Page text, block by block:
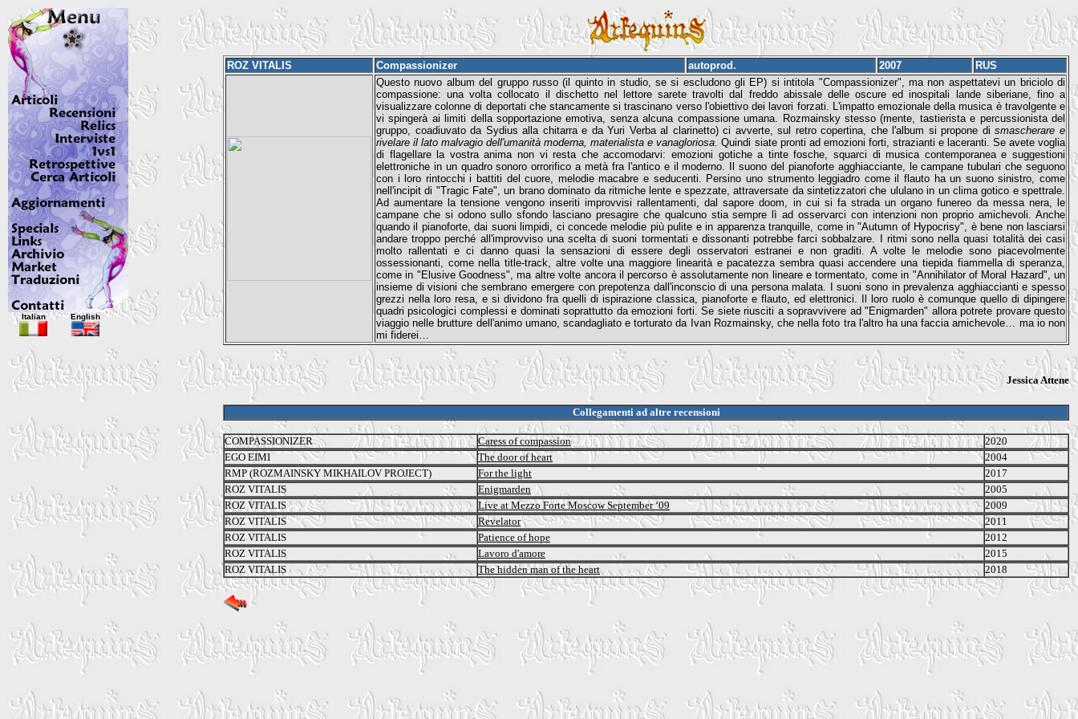
ROZ VITALIS Compassionizer autoprod. 2007
RUS
Questo nuovo album del gruppo russo (il quinto in studio, se si escludono gli EP) si intitola "Compassionizer", ma non aspettatevi un briciolo di
compassione: una volta collocato il dischetto nel lettore sarete travolti dal freddo abissale delle oscure ed inospitali lande siberiane, fino a
visualizzare colonne di deportati che stancamente si trascinano verso l'obiettivo dei lavori forzati. L'impatto emozionale della musica è travolgente e
vi spingerà ai limiti della sopportazione emotiva, senza alcuna compassione umana. Rozmainsky stesso (mente, tastierista e percussionista del
gruppo, coadiuvato da Sydius alla chitarra e da Yuri Verba al clarinetto) ci avverte, sul retro copertina, che l'album si propone dismascherare e
rivelare il lato malvagio dell'umanità moderna, materialista e vanagloriosa. Quindi siate pronti ad emozioni forti, strazianti e laceranti. Se avete voglia
di flagellare la vostra anima non vi resta che accomodarvi: emozioni gotiche a tinte fosche, squarci di musica contemporanea e suggestioni
elettroniche in un quadro sonoro orrorifico a metà fra l'antico e il moderno. Il suono del pianoforte agghiacciante, le campane tubulari che seguono
con i loro rintocchi i battiti del cuore, melodie macabre e seducenti. Persino uno strumento leggiadro come il flauto ha un suono sinistro, come
nell'incipit di "Tragic Fate", un brano dominato da ritmiche lente e spezzate, attraversate da sintetizzatori che ululano in un clima gotico e spettrale.
Ad aumentare la tensione vengono inseriti improvvisi rallentamenti, dal sapore doom, in cui si fa strada un organo funereo da messa nera, le
campane che si odono sullo sfondo lasciano presagire che qualcuno stia sempre lì ad osservarci con intenzioni non proprio amichevoli. Anche
quando il pianoforte, dai suoni limpidi, ci concede melodie più pulite e in apparenza tranquille, come in "Autumn of Hypocrisy", è bene non lasciarsi
andare troppo perché all'improvviso una scelta di suoni tormentati e dissonanti potrebbe farci sobbalzare. I ritmi sono nella quasi totalità dei casi
molto rallentati e ci danno quasi la sensazioni di essere degli osservatori estranei e non graditi. A volte le melodie sono piacevolmente
ossessionanti, come nella title-track, altre volte una maggiore linearità e pacatezza sembra quasi accendere una tiepida fiammella di speranza,
come in "Elusive Goodness", ma altre volte ancora il percorso è assolutamente non lineare e tormentato, come in "Annihilator of Moral Hazard", un
insieme di visioni che sembrano emergere con prepotenza dall'inconscio di una persona malata. I suoni sono in prevalenza agghiaccianti e spesso
grezzi nella loro resa, e si dividono fra quelli di ispirazione classica, pianoforte e flauto, ed elettronici. Il loro ruolo è comunque quello di dipingere
quadri psicologici complessi e dominati soprattutto da emozioni forti. Se siete riusciti a sopravvivere ad "Enigmarden" allora potrete provare questo
viaggio nelle brutture dell'animo umano, scandagliato e torturato da Ivan Rozmainsky, che nella foto tra l'altro ha una faccia amichevole… ma io non
mi fiderei…
Jessica Attene
Collegamenti ad altre recensioni
COMPASSIONIZER Caress of compassion
2020
EGO EIMI
The door of heart
2004
RMP (ROZMAINSKY MIKHAILOV PROJECT)
For the light
2017
ROZ VITALIS
Enigmarden
2005
ROZ VITALIS
Live at Mezzo Forte Moscow September ‘09
2009
ROZ VITALIS
Revelator
2011
ROZ VITALIS
Patience of hope
2012
ROZ VITALIS
Lavoro d'amore
2015
ROZ VITALIS
The hidden man of the heart 2018
Italian English